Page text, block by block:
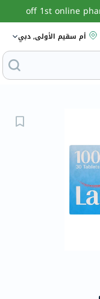
أم سقيم الأولى, دبي